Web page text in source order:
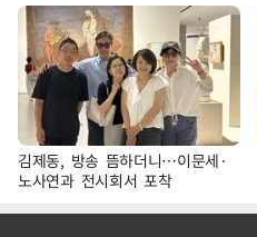
김제동, 방송 뜸하더니…이문세·
노사연과 전시회서 포착